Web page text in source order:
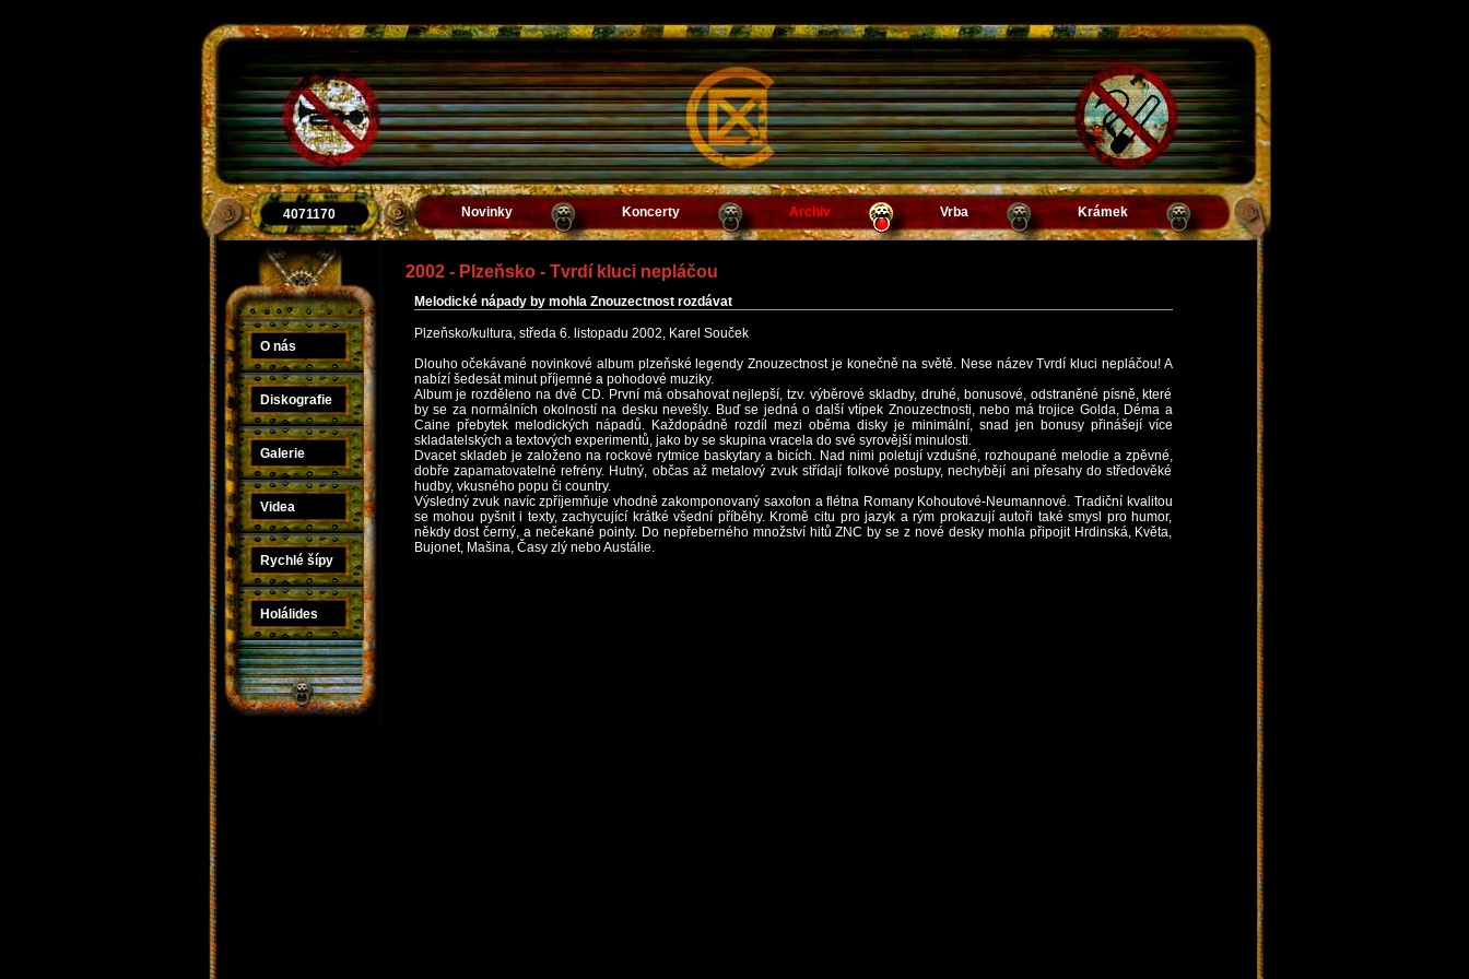
4071170 Novinky Koncerty Archiv Vrba Krámek
O nás
Diskografie
Galerie
Videa
Rychlé šípy
Holálides
2002 - Plzeňsko - Tvrdí kluci nepláčou
Melodické nápady by mohla Znouzectnost rozdávat
Plzeňsko/kultura, středa 6. listopadu 2002, Karel Souček
Dlouho očekávané novinkové album plzeňské legendy Znouzectnost je konečně na světě. Nese název Tvrdí kluci nepláčou! A
nabízí šedesát minut příjemné a pohodové muziky.
Album je rozděleno na dvě CD. První má obsahovat nejlepší, tzv. výběrové skladby, druhé, bonusové, odstraněné písně, které
by se za normálních okolností na desku nevešly. Buď se jedná o další vtípek Znouzectnosti, nebo má trojice Golda, Déma a
Caine přebytek melodických nápadů. Každopádně rozdíl mezi oběma disky je minimální, snad jen bonusy přinášejí více
skladatelských a textových experimentů, jako by se skupina vracela do své syrovější minulosti.
Dvacet skladeb je založeno na rockové rytmice baskytary a bicích. Nad nimi poletují vzdušné, rozhoupané melodie a zpěvné,
dobře zapamatovatelné refrény. Hutný, občas až metalový zvuk střídají folkové postupy, nechybějí ani přesahy do středověké
hudby, vkusného popu či country.
Výsledný zvuk navíc zpříjemňuje vhodně zakomponovaný saxofon a flétna Romany Kohoutové-Neumannové. Tradiční kvalitou
se mohou pyšnit i texty, zachycující krátké všední příběhy. Kromě citu pro jazyk a rým prokazují autoři také smysl pro humor,
někdy dost černý, a nečekané pointy. Do nepřeberného množství hitů ZNC by se z nové desky mohla připojit Hrdinská, Květa,
Bujonet, Mašina, Časy zlý nebo Austálie.